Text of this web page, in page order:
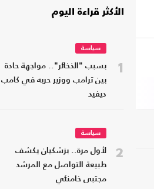
الأكثر قراءة اليوم
1
سياسة
بسبب "الذخائر".. مواجهة حادة
بين ترامب ووزير حربه في كامب
ديفيد
2
سياسة
لأول مرة.. بزشكيان يكشف
طبيعة التواصل مع المرشد
مجتبى خامنئي